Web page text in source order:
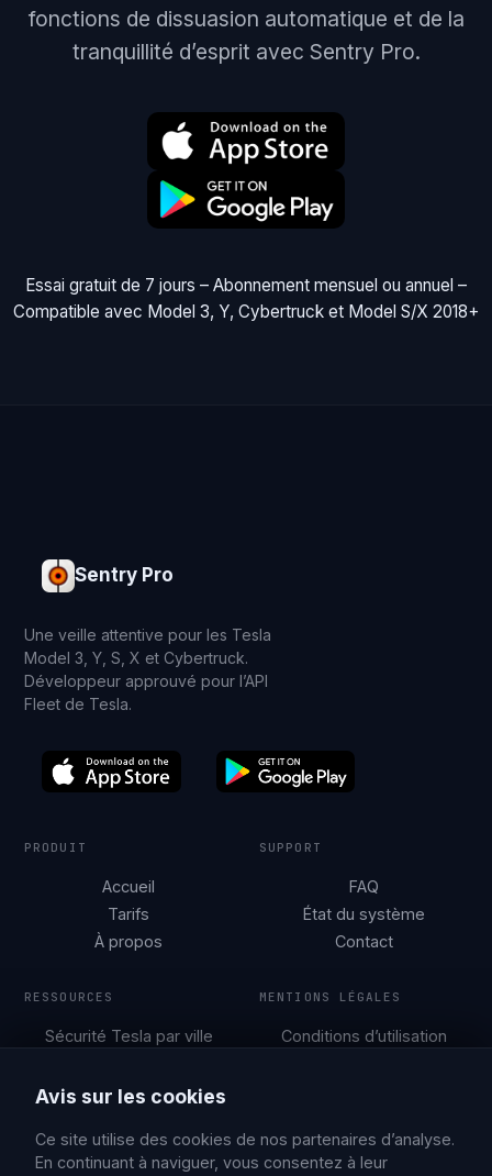
fonctions de dissuasion automatique et de la
tranquillité d’esprit avec Sentry Pro.
Essai gratuit de 7 jours – Abonnement mensuel ou annuel –
Compatible avec Model 3, Y, Cybertruck et Model S/X 2018+
Sentry Pro
Une veille attentive pour les Tesla
Model 3, Y, S, X et Cybertruck.
Développeur approuvé pour l’API
Fleet de Tesla.
PRODUIT
Accueil
Tarifs
À propos
SUPPORT
FAQ
État du système
Contact
RESSOURCES
Sécurité Tesla par ville
stationnement
MENTIONS LÉGALES
Conditions d’utilisation
Avis sur les cookies
Ce site utilise des cookies de nos partenaires d’analyse.
En continuant à naviguer, vous consentez à leur